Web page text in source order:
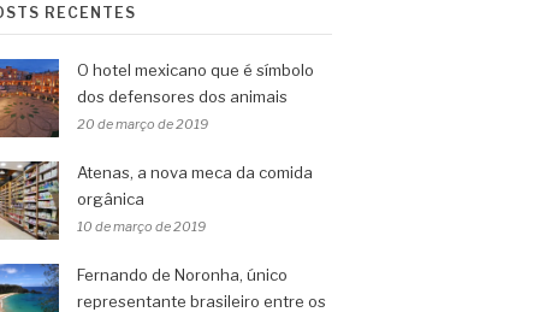
RECENTES
O hotel mexicano que é símbolo
dos defensores dos animais
20 de março de 2019
Atenas, a nova meca da comida
orgânica
10 de março de 2019
Fernando de Noronha, único
representante brasileiro entre os